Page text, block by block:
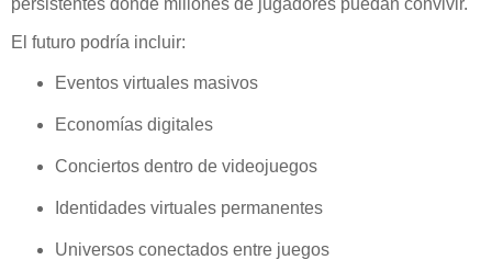
El futuro podría incluir:
Eventos virtuales masivos
Economías digitales
Conciertos dentro de videojuegos
Identidades virtuales permanentes
Universos conectados entre juegos